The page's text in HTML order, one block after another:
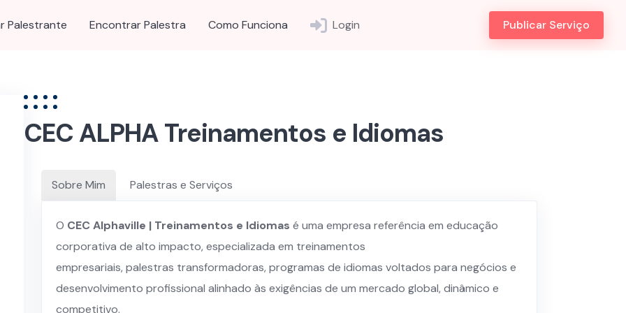
Palestrante Encontrar Palestra Como Funciona Login Publicar Serviço
CEC ALPHA Treinamentos e Idiomas
Sobre Mim Palestras e Serviços
O CEC Alphaville | Treinamentos e Idiomas é uma empresa referência em educação
corporativa de alto impacto, especializada em treinamentos
empresariais, palestras transformadoras, programas de idiomas voltados para negócios e
desenvolvimento profissional alinhado às exigências de um mercado global, dinâmico e
competitivo.